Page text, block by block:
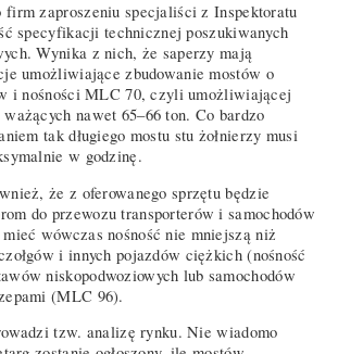
firm zaproszeniu specjaliści z Inspektoratu
specyfikacji technicznej poszukiwanych
Wynika z nich, że saperzy mają
umożliwiające zbudowanie mostów o
i nośności MLC 70, czyli umożliwiającej
nawet 65–66 ton. Co bardzo
tak długiego mostu stu żołnierzy musi
w godzinę.
że z oferowanego sprzętu będzie
do przewozu transporterów i samochodów
wówczas nośność nie mniejszą niż
i innych pojazdów ciężkich (nośność
niskopodwoziowych lub samochodów
(MLC 96).
tzw. analizę rynku. Nie wiadomo